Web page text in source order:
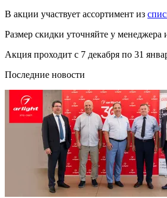
В акции участвует ассортимент из
Размер скидки уточняйте у менеджера
Акция проходит с 7 декабря по 31
Последние новости